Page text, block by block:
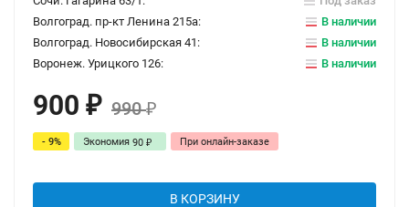
Волгоград. пр-кт Ленина 215а:
В наличии
Волгоград. Новосибирская 41:
В наличии
Воронеж. Урицкого 126:
В наличии
900 ₽ 990₽
- 9% Экономия 90 ₽ При онлайн-заказе
В КОРЗИНУ